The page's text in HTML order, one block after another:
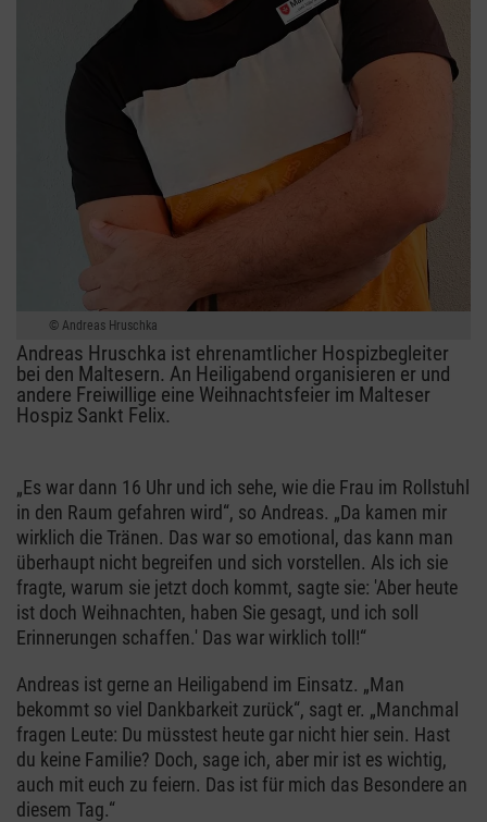
Andreas Hruschka
Andreas Hruschka ist ehrenamtlicher Hospizbegleiter
bei den Maltesern. An Heiligabend organisieren er und
andere Freiwillige eine Weihnachtsfeier im Malteser
Hospiz Sankt Felix.
„Es war dann 16 Uhr und ich sehe, wie die Frau im Rollstuhl
in den Raum gefahren wird“, so Andreas. „Da kamen mir
wirklich die Tränen. Das war so emotional, das kann man
überhaupt nicht begreifen und sich vorstellen. Als ich sie
fragte, warum sie jetzt doch kommt, sagte sie: 'Aber heute
ist doch Weihnachten, haben Sie gesagt, und ich soll
Erinnerungen schaffen.' Das war wirklich toll!“
Andreas ist gerne an Heiligabend im Einsatz. „Man
bekommt so viel Dankbarkeit zurück“, sagt er. „Manchmal
fragen Leute: Du müsstest heute gar nicht hier sein. Hast
du keine Familie? Doch, sage ich, aber mir ist es wichtig,
auch mit euch zu feiern. Das ist für mich das Besondere an
diesem Tag.“